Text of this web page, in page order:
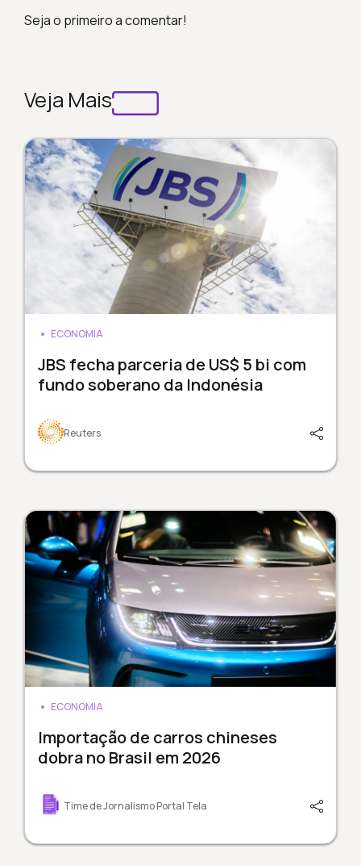
Seja o primeiro a comentar!
Veja Mais
ECONOMIA
JBS fecha parceria de US$ 5 bi com
fundo soberano da Indonésia
Reuters
ECONOMIA
Importação de carros chineses
dobra no Brasil em 2026
Time de Jornalismo Portal Tela